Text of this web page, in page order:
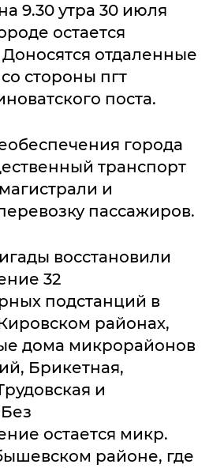
9.30 утра 30 июля
остается
отдаленные
стороны пгт
поста.
города
транспорт
и
пассажиров.
восстановили
32
подстанций в
районах,
дома микрорайонов
Брикетная,
и
остается микр.
районе, где